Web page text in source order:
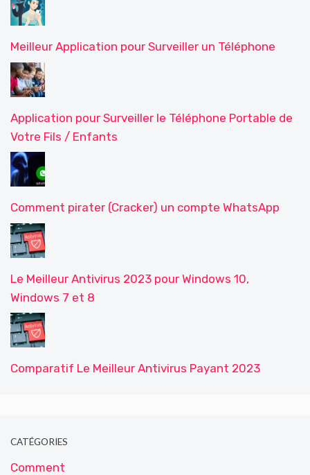
Meilleur Application pour Surveiller un Téléphone
Application pour Surveiller le Téléphone Portable de
Votre Fils / Enfants
Comment pirater (Cracker) un compte WhatsApp
Le Meilleur Antivirus 2023 pour Windows 10,
Windows 7 et 8
Comparatif Le Meilleur Antivirus Payant 2023
CATÉGORIES
Comment